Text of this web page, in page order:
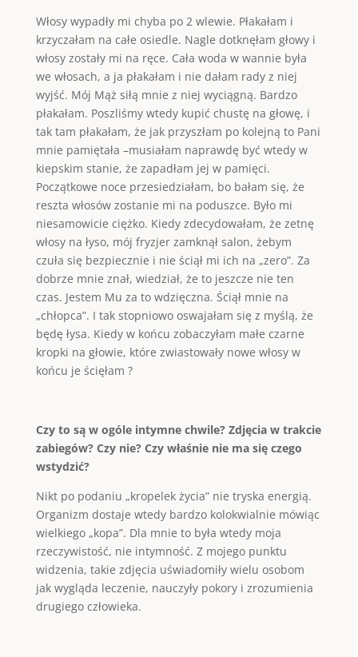
Włosy wypadły mi chyba po 2 wlewie. Płakałam i
krzyczałam na całe osiedle. Nagle dotknęłam głowy i
włosy zostały mi na ręce. Cała woda w wannie była
we włosach, a ja płakałam i nie dałam rady z niej
wyjść. Mój Mąż siłą mnie z niej wyciągną. Bardzo
płakałam. Poszliśmy wtedy kupić chustę na głowę, i
tak tam płakałam, że jak przyszłam po kolejną to Pani
mnie pamiętała –musiałam naprawdę być wtedy w
kiepskim stanie, że zapadłam jej w pamięci.
Początkowe noce przesiedziałam, bo bałam się, że
reszta włosów zostanie mi na poduszce. Było mi
niesamowicie ciężko. Kiedy zdecydowałam, że zetnę
włosy na łyso, mój fryzjer zamknął salon, żebym
czuła się bezpiecznie i nie ściął mi ich na „zero”. Za
dobrze mnie znał, wiedział, że to jeszcze nie ten
czas. Jestem Mu za to wdzięczna. Ściął mnie na
„chłopca”. I tak stopniowo oswajałam się z myślą, że
będę łysa. Kiedy w końcu zobaczyłam małe czarne
kropki na głowie, które zwiastowały nowe włosy w
końcu je ścięłam ?
Czy to są w ogóle intymne chwile? Zdjęcia w trakcie
zabiegów? Czy nie? Czy właśnie nie ma się czego
wstydzić?
Nikt po podaniu „kropelek życia” nie tryska energią.
Organizm dostaje wtedy bardzo kolokwialnie mówiąc
wielkiego „kopa”. Dla mnie to była wtedy moja
rzeczywistość, nie intymność. Z mojego punktu
widzenia, takie zdjęcia uświadomiły wielu osobom
jak wygląda leczenie, nauczyły pokory i zrozumienia
drugiego człowieka.